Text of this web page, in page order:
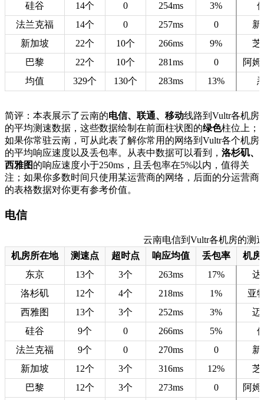
硅谷
14个 0 254ms 3%
法兰克福
14个 0 257ms 0
新
新加坡
22个 10个 266ms 9%
芝
巴黎
22个 10个 281ms 0
阿
均值
329个 130个 283ms 13%
简评：本表展示了云南的电信、联通、移动线路到Vultr各机房
的平均测速数据，这些数据绘制在前面柱状图的绿色柱位上；
如果你常驻云南，可从此表了解你常用的网络到Vultr各个机房
的平均响应速度以及丢包率。从表中数据可以看到， 洛杉矶、
西雅图的响应速度小于250ms，且丢包率在5%以内，值得关
注；如果你多数时间只使用某运营商的网络，后面的分运营商
的表格数据对你更有参考价值。
电信
云南电信到Vultr各机房的测
机房所在地
测速点 超时点 响应均值 丢包率
机房
东京
13个 3个 263ms 17%
达
洛杉矶
12个 4个 218ms 1%
亚
西雅图
13个 3个 252ms 3%
迈
硅谷
9个 0 266ms 5%
法兰克福
9个 0 270ms 0
新
新加坡
12个 3个 316ms 12%
芝
巴黎
12个 3个 273ms 0
阿